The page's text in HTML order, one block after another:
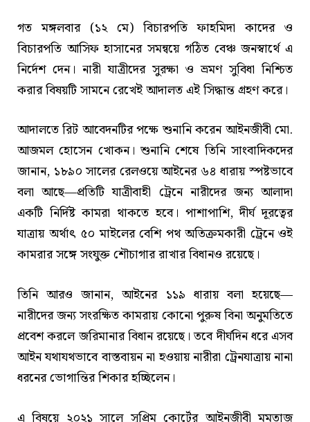
গত মঙ্গলবার (১২ মে) বিচারপতি ফাহমিদা কাদের ও
বিচারপতি আসিফ হাসানের সমন্বয়ে গঠিত বেঞ্চ জনস্বার্থে এ
নির্দেশ দেন। নারী যাত্রীদের সুরক্ষা ও ভ্রমণ সুবিধা নিশ্চিত
করার বিষয়টি সামনে রেখেই আদালত এই সিদ্ধান্ত গ্রহণ করে।
আদালতে রিট আবেদনটির পক্ষে শুনানি করেন আইনজীবী মো.
আজমল হোসেন খোকন। শুনানি শেষে তিনি সাংবাদিকদের
জানান, ১৮৯০ সালের রেলওয়ে আইনের ৬৪ ধারায় স্পষ্টভাবে
বলা আছে—প্রতিটি যাত্রীবাহী ট্রেনে নারীদের জন্য আলাদা
একটি নির্দিষ্ট কামরা থাকতে হবে। পাশাপাশি, দীর্ঘ দূরত্বের
যাত্রায় অর্থাৎ ৫০ মাইলের বেশি পথ অতিক্রমকারী ট্রেনে ওই
কামরার সঙ্গে সংযুক্ত শৌচাগার রাখার বিধানও রয়েছে।
তিনি আরও জানান, আইনের ১১৯ ধারায় বলা হয়েছে—
নারীদের জন্য সংরক্ষিত কামরায় কোনো পুরুষ বিনা অনুমতিতে
প্রবেশ করলে জরিমানার বিধান রয়েছে। তবে দীর্ঘদিন ধরে এসব
আইন যথাযথভাবে বাস্তবায়ন না হওয়ায় নারীরা ট্রেনযাত্রায় নানা
ধরনের ভোগান্তির শিকার হচ্ছিলেন।